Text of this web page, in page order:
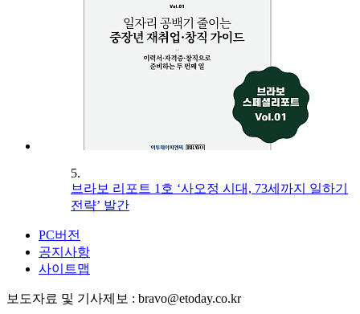
5.
브라보 리포트 1호 ‘사오정 시대, 73세까지 일하기
전략’ 발간
PC버전
공지사항
사이트맵
보도자료 및 기사제보 : bravo@etoday.co.kr